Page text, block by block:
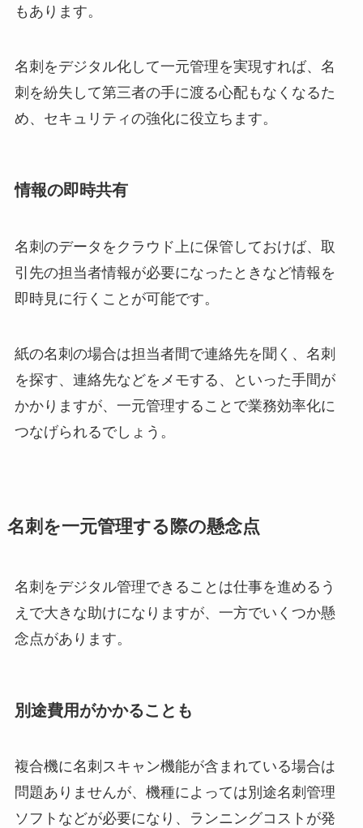
もあります。
名刺をデジタル化して一元管理を実現すれば、名
刺を紛失して第三者の手に渡る心配もなくなるた
め、セキュリティの強化に役立ちます。
情報の即時共有
名刺のデータをクラウド上に保管しておけば、取
引先の担当者情報が必要になったときなど情報を
即時見に行くことが可能です。
紙の名刺の場合は担当者間で連絡先を聞く、名刺
を探す、連絡先などをメモする、といった手間が
かかりますが、一元管理することで業務効率化に
つなげられるでしょう。
名刺を一元管理する際の懸念点
名刺をデジタル管理できることは仕事を進めるう
えで大きな助けになりますが、一方でいくつか懸
念点があります。
別途費用がかかることも
複合機に名刺スキャン機能が含まれている場合は
問題ありませんが、機種によっては別途名刺管理
ソフトなどが必要になり、ランニングコストが発